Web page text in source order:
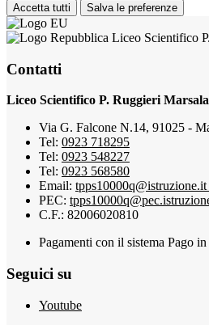
Accetta tutti Salva le preferenze
Liceo Scientifico
Contatti
Liceo Scientifico P. Ruggieri Marsala
Via G. Falcone N.14, 91025 -
Tel: 0923 718295
Tel: 0923 548227
Tel: 0923 568580
Email: tpps10000q@istruzione.it
PEC:
C.F.: 82006020810
Pagamenti con il sistema Pago in
Seguici su
Youtube